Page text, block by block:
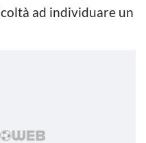
ad individuare un